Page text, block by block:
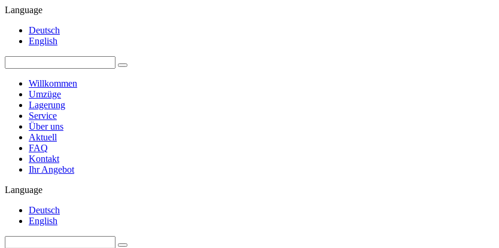
Language
Deutsch
English
Willkommen
Umzüge
Lagerung
Service
Über uns
Aktuell
FAQ
Kontakt
Ihr Angebot
Language
Deutsch
English